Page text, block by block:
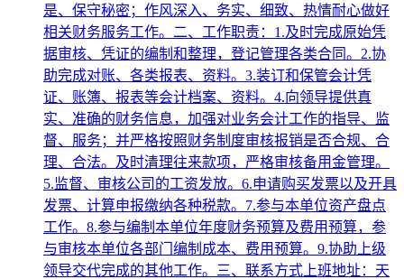
是、保守秘密；作风深入、务实、细致、热情耐心做好
相关财务服务工作。二、工作职责：1.及时完成原始凭
据审核、凭证的编制和整理，登记管理各类合同。2.协
助完成对账、各类报表、资料。3.装订和保管会计凭
证、账簿、报表等会计档案、资料。4.向领导提供真
实、准确的财务信息，加强对业务会计工作的指导、监
督、服务；并严格按照财务制度审核报销是否合规、合
理、合法。及时清理往来款项，严格审核备用金管理。
5.监督、审核公司的工资发放。6.申请购买发票以及开具
发票、计算申报缴纳各种税款。7.参与本单位资产盘点
工作。8.参与编制本单位年度财务预算及费用预算，参
与审核本单位各部门编制成本、费用预算。9.协助上级
领导交代完成的其他工作。三、联系方式上班地址：天